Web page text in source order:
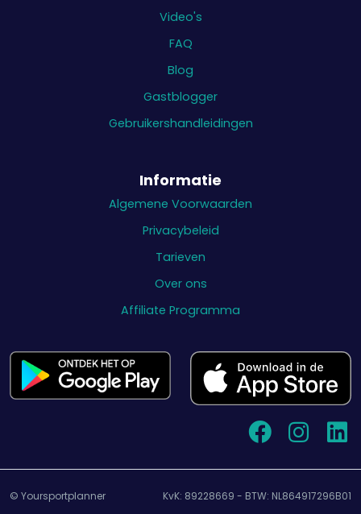
Video's
FAQ
Blog
Gastblogger
Gebruikershandleidingen
Informatie
Algemene Voorwaarden
Privacybeleid
Tarieven
Over ons
Affiliate Programma
© Yoursportplanner KvK: 89228669 - BTW: NL864917296B01